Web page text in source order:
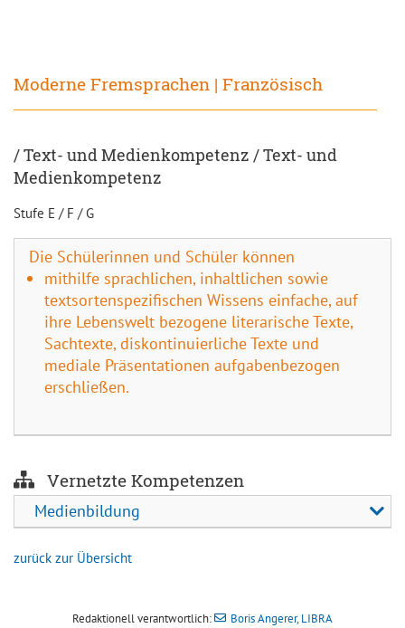
Moderne Fremsprachen | Französisch
/ Text- und Medienkompetenz / Text- und
Medienkompetenz
Stufe E / F / G
Die Schülerinnen und Schüler können
mithilfe sprachlichen, inhaltlichen sowie
textsortenspezifischen Wissens einfache, auf
ihre Lebenswelt bezogene literarische Texte,
Sachtexte, diskontinuierliche Texte und
mediale Präsentationen aufgabenbezogen
erschließen.
Vernetzte Kompetenzen
Medienbildung
zurück zur Übersicht
Redaktionell verantwortlich: Boris Angerer, LIBRA